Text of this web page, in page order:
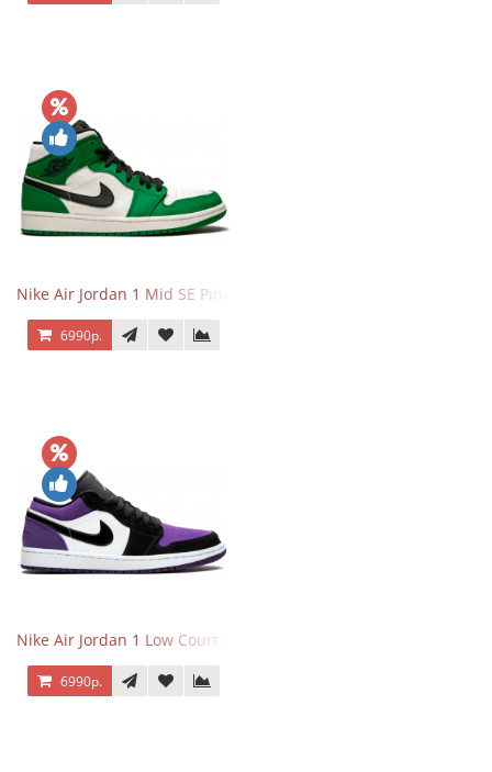
Nike Air Jordan 1 Mid SE Pine Green
6990р.
Nike Air Jordan 1 Low Court Purple
6990р.